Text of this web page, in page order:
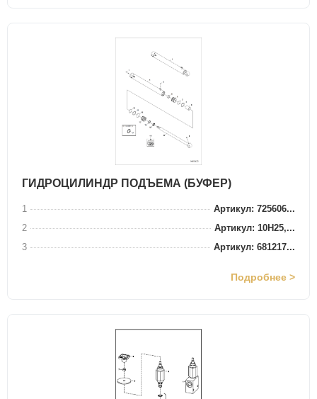
ГИДРОЦИЛИНДР ПОДЪЕМА (БУФЕР)
1
Артикул: 725606...
2
Артикул: 10H25,...
3
Артикул: 681217...
Подробнее >